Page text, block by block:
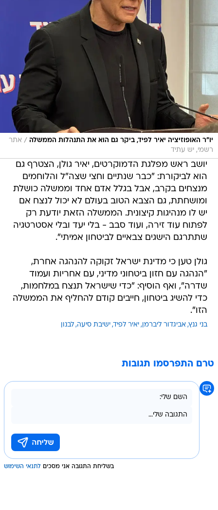
יו"ר האופוזיציה יאיר לפיד, ביקר גם הוא את התנהלות הממשלה / אתר
רשמי, יש עתיד
יושב ראש מפלגת הדמוקרטים, יאיר גולן, הצטרף גם
הוא לביקורת: "כבר שנתיים וחצי שצה"ל והלוחמים
מנצחים בקרב, אבל בגלל אדם אחד וממשלה כושלת
ומושחתת, גם הצבא הטוב בעולם לא יכול לנצח אם
יש לו מנהיגות קיצונית. הממשלה הזאת יודעת רק
לפתוח עוד זירה, ועוד סבב - בלי יעד ובלי אסטרטגיה
שתתרגם הישגים צבאיים לביטחון אמיתי".
גולן טען כי מדינת ישראל זקוקה להנהגה אחרת,
"הנהגה עם חזון ביטחוני מדיני, עם אחריות ועמוד
שדרה", ואף הוסיף: "כדי שישראל תנצח במלחמות,
כדי להשיג ביטחון, חייבים קודם להחליף את הממשלה
הזו".
בני גנץ אביגדור ליברמן יאיר לפיד ישיבת סיעה לבנון
טרם התפרסמו תגובות
בשליחת התגובה אני מסכים לתנאי השימוש